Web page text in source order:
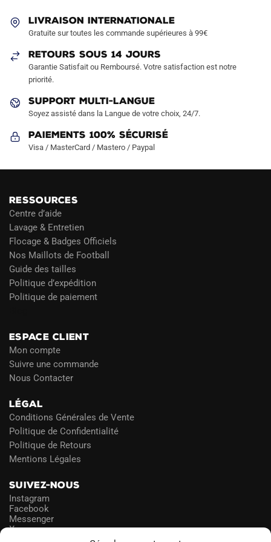
choisies
la
page
produit
page
LIVRAISON INTERNATIONALE
Gratuite sur toutes les commande supérieures à 99€
RETOURS SOUS 14 JOURS
Garantie Satisfait ou Remboursé. Votre satisfaction est notre
priorité.
SUPPORT MULTI-LANGUE
Soyez assisté dans la Langue de votre choix, 24/7.
Paiements 100% Sécurisé
Visa / MasterCard / Mastero / Paypal
RESSOURCES
Centre d’aide
Lavage & Entretien
Flocage & Badges Officiels
Nos Maillots de Football
Guide des tailles
Politique d’expédition
Politique de paiement
ESPACE CLIENT
Mon compte
Suivre une commande
Nous Contacter
LÉGAL
Conditions Générales de Vente
Politique de Confidentialité
Politique de Retours
Mentions Légales
SUIVEZ-NOUS
Instagram
Facebook
Messenger
X